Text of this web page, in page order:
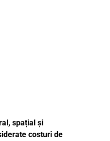
spațial și
costuri de